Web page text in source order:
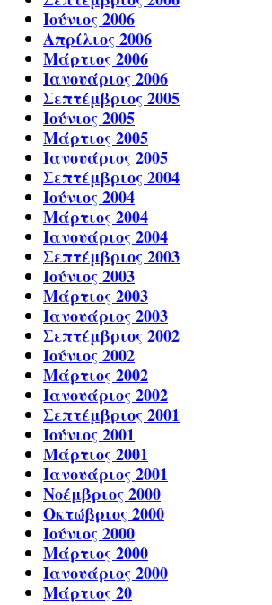
Ιούνιος 2006
Απρίλιος 2006
Μάρτιος 2006
Ιανουάριος 2006
Σεπτέμβριος 2005
Ιούνιος 2005
Μάρτιος 2005
Ιανουάριος 2005
Σεπτέμβριος 2004
Ιούνιος 2004
Μάρτιος 2004
Ιανουάριος 2004
Σεπτέμβριος 2003
Ιούνιος 2003
Μάρτιος 2003
Ιανουάριος 2003
Σεπτέμβριος 2002
Ιούνιος 2002
Μάρτιος 2002
Ιανουάριος 2002
Σεπτέμβριος 2001
Ιούνιος 2001
Μάρτιος 2001
Ιανουάριος 2001
Νοέμβριος 2000
Οκτώβριος 2000
Ιούνιος 2000
Μάρτιος 2000
Ιανουάριος 2000
Μάρτιος 20